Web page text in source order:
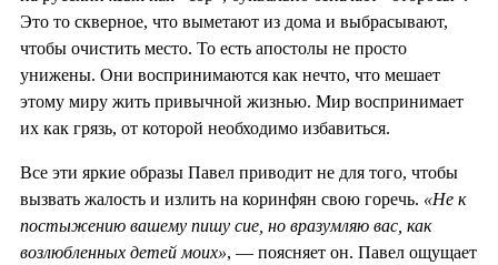
Это то скверное, что выметают из дома и выбрасывают,
чтобы очистить место. То есть апостолы не просто
унижены. Они воспринимаются как нечто, что мешает
этому миру жить привычной жизнью. Мир воспринимает
их как грязь, от которой необходимо избавиться.
Все эти яркие образы Павел приводит не для того, чтобы
вызвать жалость и излить на коринфян свою горечь. «Не к
постыжению вашему пишу сие, но вразумляю вас, как
возлюбленных детей моих», — поясняет он. Павел ощущает